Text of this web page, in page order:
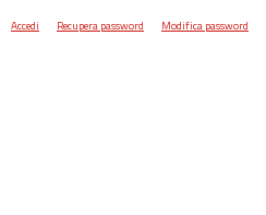
Accedi Recupera password Modifica password